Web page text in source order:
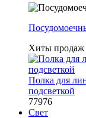
Хиты продаж
Полка для
подсветкой
77976
Свет